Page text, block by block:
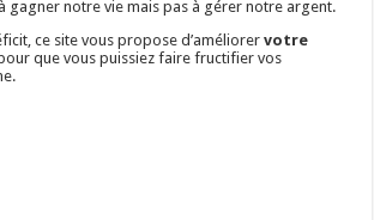
gagner notre vie mais pas à gérer notre argent.
ce site vous propose d’améliorervotre
que vous puissiez faire fructifier vos